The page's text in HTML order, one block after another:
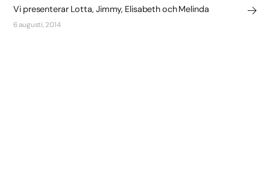
Vi presenterar Lotta, Jimmy, Elisabeth och Melinda
6 augusti, 2014